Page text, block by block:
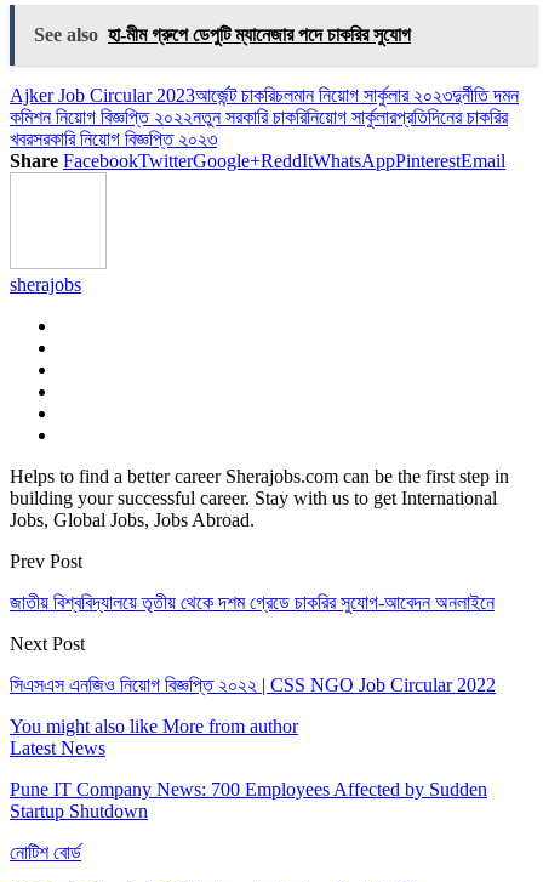
See also হা-মীম গ্রুপে ডেপুটি ম্যানেজার পদে চাকরির সুযোগ
Ajker Job Circular 2023আর্জেন্ট চাকরিচলমান নিয়োগ সার্কুলার ২০২৩দুর্নীতি দমন
কমিশন নিয়োগ বিজ্ঞপ্তি ২০২২নতুন সরকারি চাকরিনিয়োগ সার্কুলারপ্রতিদিনের চাকরির
খবরসরকারি নিয়োগ বিজ্ঞপ্তি ২০২৩
Share FacebookTwitterGoogle+ReddItWhatsAppPinterestEmail
sherajobs
Helps to find a better career Sherajobs.com can be the first step in
building your successful career. Stay with us to get International
Jobs, Global Jobs, Jobs Abroad.
Prev Post
জাতীয় বিশ্ববিদ্যালয়ে তৃতীয় থেকে দশম গ্রেডে চাকরির সুযোগ-আবেদন অনলাইনে
Next Post
সিএসএস এনজিও নিয়োগ বিজ্ঞপ্তি ২০২২ | CSS NGO Job Circular 2022
You might also like More from author
Latest News
Pune IT Company News: 700 Employees Affected by Sudden
Startup Shutdown
নোটিশ বোর্ড